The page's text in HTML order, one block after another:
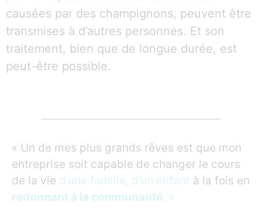
causées par des champignons, peuvent être
transmises à d’autres personnes. Et son
traitement, bien que de longue durée, est
peut-être possible.
« Un de mes plus grands rêves est que mon
entreprise soit capable de changer le cours
de la vie d’une famille, d’un enfant à la fois en
redonnant à la communauté. »